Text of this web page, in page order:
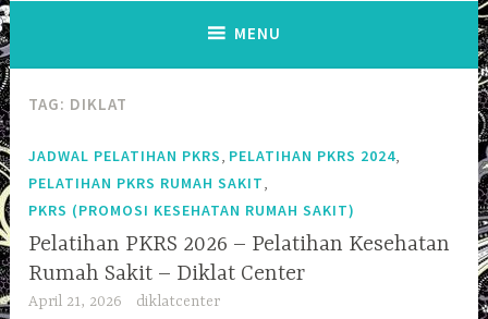
MENU
TAG: DIKLAT
JADWAL PELATIHAN PKRS PELATIHAN PKRS 2024
PELATIHAN PKRS RUMAH SAKIT
PKRS (PROMOSI KESEHATAN RUMAH SAKIT)
Pelatihan PKRS 2026 – Pelatihan Kesehatan
Rumah Sakit – Diklat Center
April 21, 2026 diklatcenter